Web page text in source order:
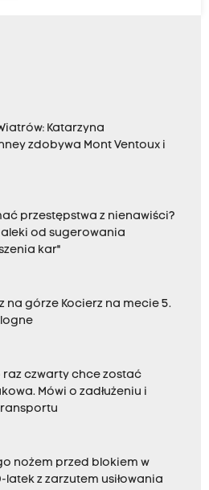
Katarzyna
zdobywa Mont Ventoux i
przestępstwa z nienawiści?
od sugerowania
kar"
na górze Kocierz na mecie 5.
raz czwarty chce zostać
Mówi o zadłużeniu i
nożem przed blokiem w
latek z zarzutem usiłowania